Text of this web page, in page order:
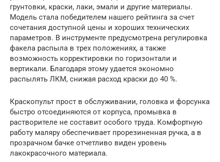
грунтовки, краски, лаки, эмали и другие материалы.
Модель стала победителем нашего рейтинга за счет
сочетания доступной цены и хороших технических
параметров. В инструменте предусмотрена регулировка
факела распыла в трех положениях, а также
возможность корректировки по горизонтали и
вертикали. Благодаря этому удается экономно
распылять ЛКМ, снижая расход краски до 40 %.
Краскопульт прост в обслуживании, головка и форсунка
быстро отсоединяются от корпуса, промывка в
растворителе не составит особого труда. Комфортную
работу маляру обеспечивает прорезиненная ручка, а в
прозрачном бачке отчетливо виден уровень
лакокрасочного материала.